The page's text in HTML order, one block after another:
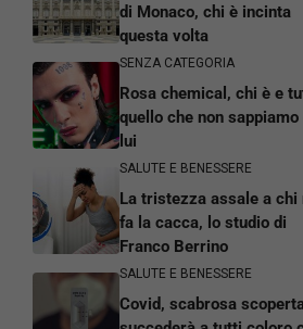
di Monaco, chi è incinta
questa volta
SENZA CATEGORIA
Rosa chemical, chi è e
quello che non sappiamo
lui
SALUTE E BENESSERE
La tristezza assale a chi
fa la cacca, lo studio di
Franco Berrino
SALUTE E BENESSERE
Covid, scabrosa